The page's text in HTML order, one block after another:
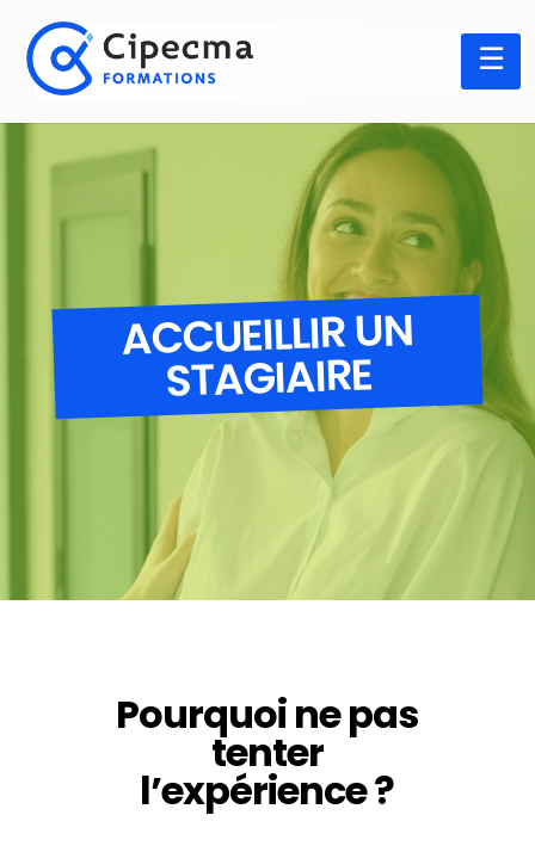
ACCUEILLIR UN
STAGIAIRE
Pourquoi ne pas
tenter
l’expérience ?